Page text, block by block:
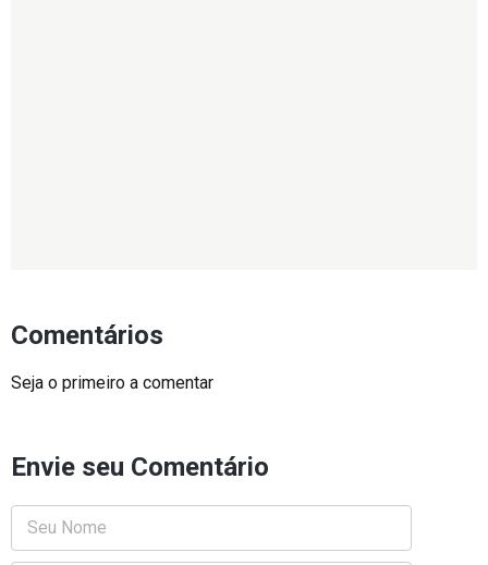
Comentários
Seja o primeiro a comentar
Envie seu Comentário